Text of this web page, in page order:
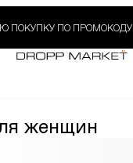
ПОКУПКУ ПО ПРОМОКОДУ
женщин